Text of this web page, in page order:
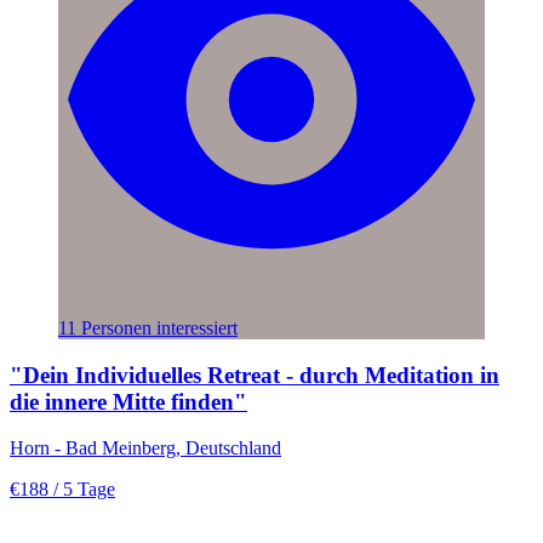
11 Personen interessiert
"Dein Individuelles Retreat - durch Meditation in
die innere Mitte finden"
Horn - Bad Meinberg, Deutschland
€188 / 5 Tage